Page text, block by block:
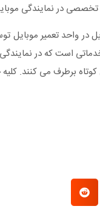
در نمایندگی
در واحد تعمیر
است که در
برطرف می کنند.